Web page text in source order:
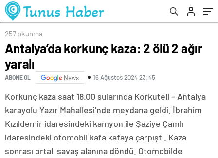
257 okunma
Antalya’da korkunç kaza: 2 ölü 2 ağır
yaralı
ABONE OL News 16 Ağustos 2024 23:45
Korkunç kaza saat 18.00 sularında Korkuteli – Antalya
karayolu Yazır Mahallesi’nde meydana geldi. İbrahim
Kızıldemir idaresindeki kamyon ile Şaziye Çamlı
idaresindeki otomobil kafa kafaya çarpıştı. Kaza
sonrası ortalı savaş alanına döndü. Otomobilde